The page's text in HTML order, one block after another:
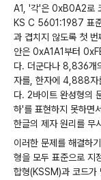
A1, '각'은 0xB0A2로
KS C 5601:1987 표
과 겹치지 않도록 첫
안은 0xA1A1부터
다. 더군다나 8,836개
자를, 한자에 4,888자
다. 2바이트 완성형의
하'를 표현하지 못하면
한글의 제자 원리를 무
이러한 문제를 해결하
형을 모두 표준으로 지
합형(KSSM)과 코드가